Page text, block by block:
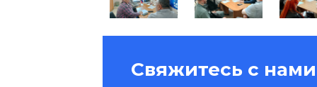
Свяжитесь с нами